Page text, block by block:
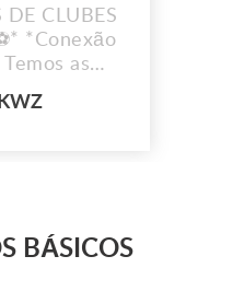
DE CLUBES
*Conexão
as
BÁSICOS